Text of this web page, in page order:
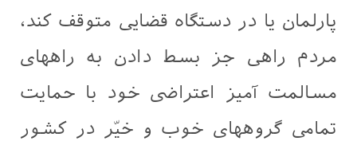
پارلمان یا در دستگاه قضایی متوقف کند،
مردم راهی جز بسط دادن به راههای
مسالمت آمیز اعتراضی خود با حمایت
تمامی گروههای خوب و خيّر در کشور